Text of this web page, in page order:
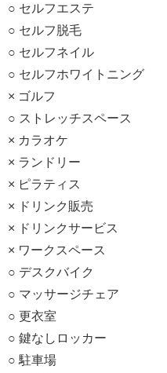
○ セルフエステ
○ セルフ脱毛
○ セルフネイル
○ セルフホワイトニング
× ゴルフ
○ ストレッチスペース
× カラオケ
× ランドリー
× ピラティス
× ドリンク販売
× ドリンクサービス
× ワークスペース
○ デスクバイク
○ マッサージチェア
○ 更衣室
○ 鍵なしロッカー
○ 駐車場